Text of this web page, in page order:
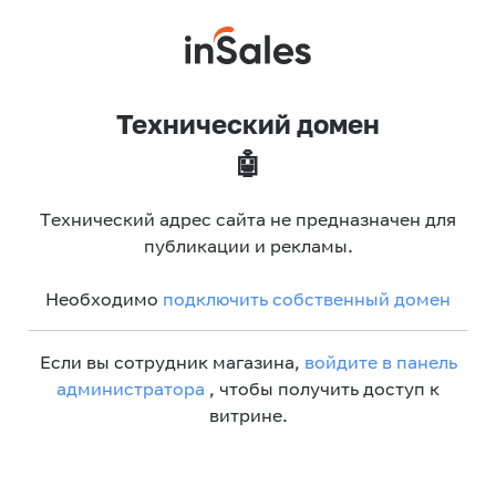
Технический домен
🤖
Технический адрес сайта не предназначен для
публикации и рекламы.
Необходимо подключить собственный домен
Если вы сотрудник магазина, войдите в панель
администратора , чтобы получить доступ к
витрине.